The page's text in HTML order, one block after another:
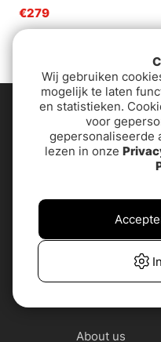
€279
About us
Wij gebruiken
mogelijk te laten
en statistieken.
voor
gepersonaliseerde
lezen in onze